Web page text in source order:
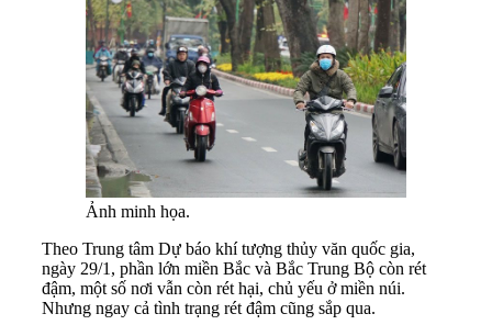
Ảnh minh họa.
Theo Trung tâm Dự báo khí tượng thủy văn quốc gia,
ngày 29/1, phần lớn miền Bắc và Bắc Trung Bộ còn rét
đậm, một số nơi vẫn còn rét hại, chủ yếu ở miền núi.
Nhưng ngay cả tình trạng rét đậm cũng sắp qua.